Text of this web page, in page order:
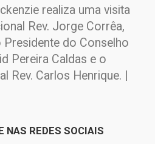
realiza uma visita
Rev. Jorge Corrêa,
do Conselho
Pereira Caldas e o
Rev. Carlos Henrique. |
NAS REDES SOCIAIS